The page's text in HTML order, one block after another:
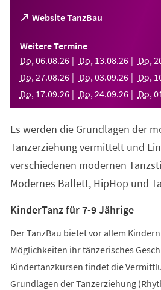
Website TanzBau
(Öffnet
in
einem
neuen
Tab)
Weitere Termine
Do, 06.08.26 Do, 13.08.26 Do,
Do, 27.08.26 Do, 03.09.26 Do,
Do, 17.09.26 Do, 24.09.26 Do, 01
Es werden die Grundlagen der
Tanzerziehung vermittelt und
verschiedenen modernen
Modernes Ballett, HipHop und
KinderTanz für 7-9 Jährige
Der TanzBau bietet vor allem
Möglichkeiten ihr tänzerisches
Kindertanzkursen findet die
Grundlagen der Tanzerziehung